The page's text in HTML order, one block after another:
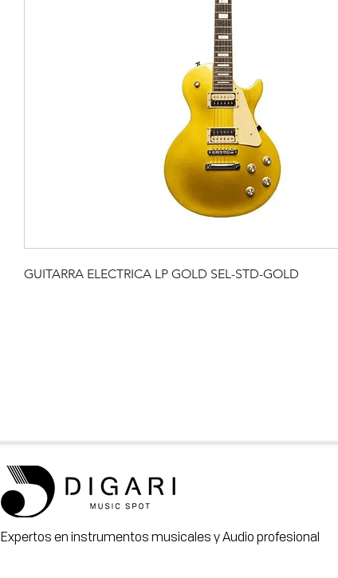
GUITARRA ELECTRICA LP GOLD SEL-STD-GOLD
Expertos en instrumentos musicales y Audio profesional